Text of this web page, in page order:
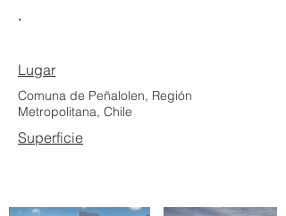
.
Lugar
Comuna de Peñalolen, Región
Metropolitana, Chile
Superficie